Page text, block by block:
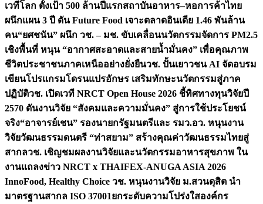
เวทีโลก ตั้งเป้า 500 ล้านปีแรกสถาบันอาหาร–หอการค้าไทย
ผนึกแผน 3 ปี ดัน Future Food เจาะตลาดอินเดีย 1.46 พันล้าน
คน“ยศชนัน” ผนึก วช. – มช. ขับเคลื่อนนวัตกรรมจัดการ PM2.5
เชิงพื้นที่ หนุน “อากาศสะอาดและสายน้ำมั่นคง” เพื่อคุณภาพ
ชีวิตประชาชนภาคเหนืออย่างยั่งยืนวช. ปั้นเยาวชน AI จัดอบรม
เขียนโปรแกรมโดรนแปรอักษร เสริมทักษะนวัตกรรมสู่ภาค
ปฏิบัติวช. เปิดเวที NRCT Open House 2026 ชี้ทิศทางทุนวิจัยปี
2570 ดันงานวิจัย “สังคมและความมั่นคง” สู่การใช้ประโยชน์
จริง“อาจารย์เชน” รองนายกรัฐมนตรีและ รมว.อว. หนุนงาน
วิจัยวัฒนธรรมดนตรี “ท่าสยาม” สร้างคุณค่าวัฒนธรรมไทยสู่
สากลวช. เชิญชมผลงานวิจัยและนวัตกรรมอาหารสุขภาพ ใน
งานแถลงข่าว NRCT x THAIFEX-ANUGA ASIA 2026
InnoFood, Healthy Choice วช. หนุนงานวิจัย ม.สวนดุสิต นำ
มาตรฐานสากล ISO 37001ยกระดับความโปร่งใสองค์กร